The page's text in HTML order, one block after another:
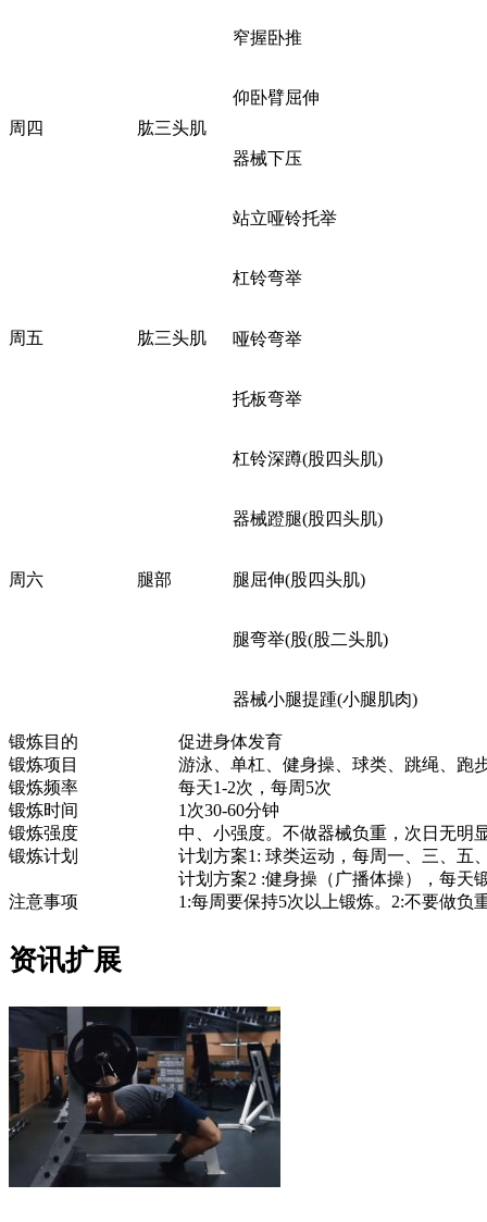
周四 肱三头肌
窄握卧推
仰卧臂屈伸
器械下压
站立哑铃托举
周五 肱三头肌
杠铃弯举
哑铃弯举
托板弯举
周六 腿部
杠铃深蹲(股四头肌)
器械蹬腿(股四头肌)
腿屈伸(股四头肌)
腿弯举(股(股二头肌)
器械小腿提踵(小腿肌肉)
锻炼目的
促进身体发育
锻炼项目
游泳、单杠、健身操、球类、跳绳、跑
锻炼频率
每天1-2次，每周5次
锻炼时间
1次30-60分钟
锻炼强度
中、小强度。不做器械负重，次日无明
锻炼计划
计划方案1: 球类运动，每周一、三、五
计划方案2 :健身操（广播体操），每天
注意事项
1:每周要保持5次以上锻炼。2:不要做负
资讯扩展